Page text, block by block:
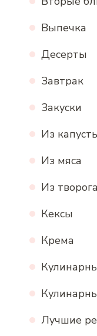
Выпечка
Десерты
Завтрак
Закуски
Из
Из мяса
Из творога
Кексы
Крема
Лучшие